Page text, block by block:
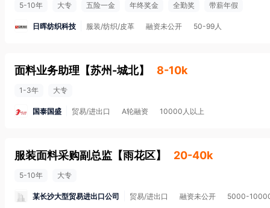
5-10年 大专 五险一金 年终奖金 全勤奖 带薪年假
日晖纺织科技 服装/纺织/皮革 融资未公开 50-99人
面料业务助理 【苏州-城北】 8-10k
1-3年 大专
国泰国盛 贸易/进出口 A轮融资 10000人以上
服装面料采购副总监 【雨花区】 20-40k
5-10年 大专
某长沙大型贸易进出口公司 贸易/进出口 融资未公开 5000-